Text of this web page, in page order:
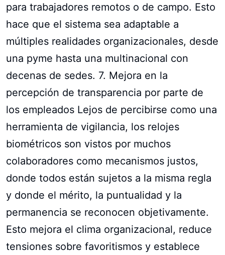
para trabajadores remotos o de campo. Esto
hace que el sistema sea adaptable a
múltiples realidades organizacionales, desde
una pyme hasta una multinacional con
decenas de sedes. 7. Mejora en la
percepción de transparencia por parte de
los empleados Lejos de percibirse como una
herramienta de vigilancia, los relojes
biométricos son vistos por muchos
colaboradores como mecanismos justos,
donde todos están sujetos a la misma regla
y donde el mérito, la puntualidad y la
permanencia se reconocen objetivamente.
Esto mejora el clima organizacional, reduce
tensiones sobre favoritismos y establece